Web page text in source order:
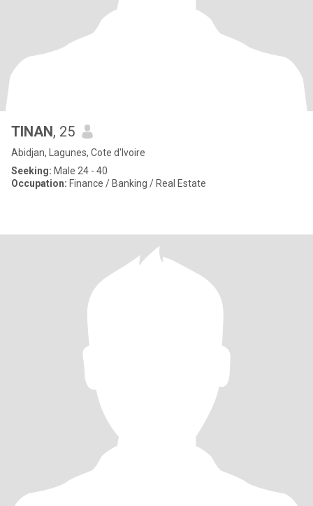
TINAN, 25
Abidjan, Lagunes, Cote d'Ivoire
Seeking: Male 24 - 40
Occupation: Finance / Banking / Real Estate